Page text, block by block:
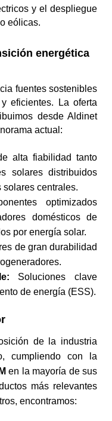
y el despliegue
eólicas.
energética
fuentes sostenibles
eficientes. La oferta
desde Aldinet
actual:
alta fiabilidad tanto
solares distribuidos
solares centrales.
optimizados
domésticos de
por energía solar.
de gran durabilidad
Soluciones clave
de energía (ESS).
de la industria
cumpliendo con la
en la mayoría de sus
más relevantes
encontramos: